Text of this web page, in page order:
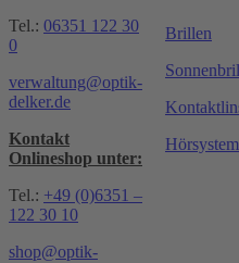
Tel.: 06351 122 30
0
verwaltung@optik-
delker.de
Kontakt
Onlineshop unter:
Tel.: +49 (0)6351 –
122 30 10
shop@optik-
Brillen